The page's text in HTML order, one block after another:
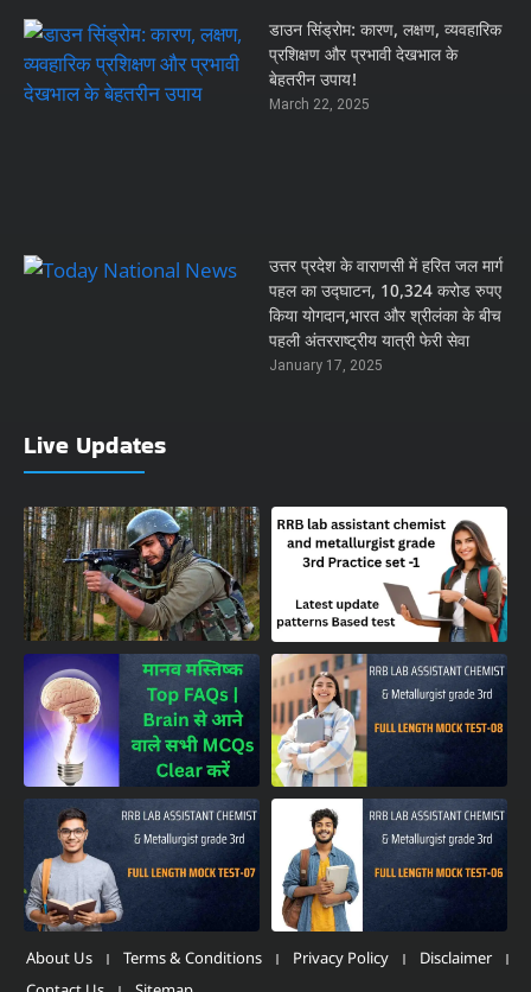
डाउन सिंड्रोम: कारण, लक्षण, व्यवहारिक
प्रशिक्षण और प्रभावी देखभाल के
बेहतरीन उपाय!
March 22, 2025
उत्तर प्रदेश के वाराणसी में हरित जल मार्ग
पहल का उद्घाटन, 10,324 करोड रुपए
किया योगदान,भारत और श्रीलंका के बीच
पहली अंतरराष्ट्रीय यात्री फेरी सेवा
January 17, 2025
Live Updates
About Us Terms & Conditions Privacy Policy
Disclaimer